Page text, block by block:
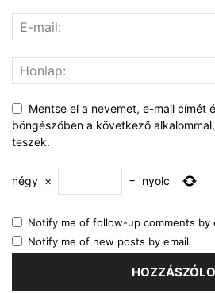
Mentse el a nevemet, e-mail címét
böngészőben a következő
teszek.
négy × = nyolc
Notify me of follow-up comments by
Notify me of new posts by email.